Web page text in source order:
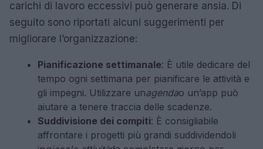
carichi di lavoro eccessivi può generare ansia. Di
seguito sono riportati alcuni suggerimenti per
migliorare l’organizzazione:
Pianificazione settimanale: È utile dedicare del
tempo ogni settimana per pianificare le attività e
gli impegni. Utilizzare unagendao un’app può
aiutare a tenere traccia delle scadenze.
Suddivisione dei compiti: È consigliabile
affrontare i progetti più grandi suddividendoli